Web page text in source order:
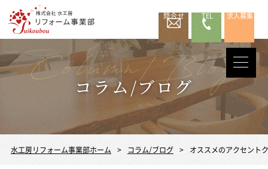
問合せ TEL 求人募集
コラム/ブログ
水工房リフォーム事業部ホーム コラム/ブログ オススメのアクセント